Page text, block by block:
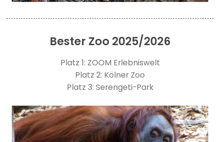
Bester Zoo 2025/2026
Platz 1: ZOOM Erlebniswelt
Platz 2: Kölner Zoo
Platz 3: Serengeti-Park